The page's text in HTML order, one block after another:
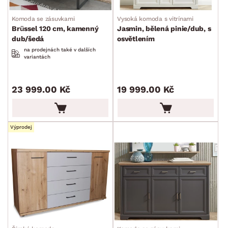
Šuplíkové komody
Dvířkové komody
Kombinované komody
Bytové doplňky
Sedací soupravy a pohovky
Sestavy a stěny
Drobný nábytek
BARVA
DEKOR
ROZMĚRY
Komoda se zásuvkami
Brüssel 120 cm, kamenný
dub/šedá
na prodejnách také v dalších
variantách
23 999.00 Kč
Vysoká komoda s vitrínami
Jasmin, bělená pinie/dub, s
osvětlením
19 999.00 Kč
Výprodej